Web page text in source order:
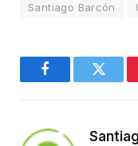
Santiago Barcón
FacebookTwitter